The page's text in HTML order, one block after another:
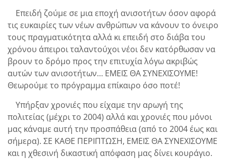
Επειδή ζούμε σε μια εποχή ανισοτήτων όσον αφορά
τις ευκαιρίες των νέων ανθρώπων να κάνουν το όνειρο
τους πραγματικότητα αλλά κι επειδή στο διάβα του
χρόνου άπειροι ταλαντούχοι νέοι δεν κατόρθωσαν να
βρουν το δρόμο προς την επιτυχία λόγω ακριβώς
αυτών των ανισοτήτων… ΕΜΕΙΣ ΘΑ ΣΥΝΕΧΙΣΟΥΜΕ!
Θεωρούμε το πρόγραμμα επίκαιρο όσο ποτέ!
Υπήρξαν χρονιές που είχαμε την αρωγή της
πολιτείας (μέχρι το 2004) αλλά και χρονιές που μόνοι
μας κάναμε αυτή την προσπάθεια (από το 2004 έως και
σήμερα). ΣΕ ΚΑΘΕ ΠΕΡΙΠΤΩΣΗ, ΕΜΕΙΣ ΘΑ ΣΥΝΕΧΙΣΟΥΜΕ
και η χθεσινή δικαστική απόφαση μας δίνει κουράγιο.